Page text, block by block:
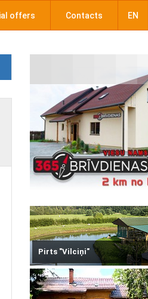
offers Contacts EN
Pirts "Vilciņi"